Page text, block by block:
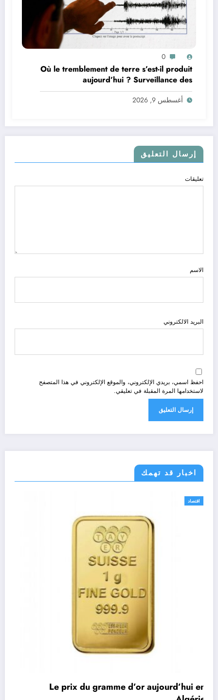
0
Où le tremblement de terre s’est-il produit
aujourd’hui ? Surveillance des
tremblements de terre dans le monde&
أغسطس 9, 2026
إرسال التعليق
تعليقات
الاسم
البريد الالكتروني
احفظ اسمي، بريدي الإلكتروني، والموقع الإلكتروني في هذا المتصفح
لاستخدامها المرة المقبلة في تعليقي.
اخبار قد تهمك
اقتصاد
Le prix du gramme d’or aujourd’hui en